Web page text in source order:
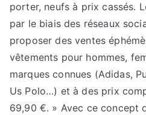
porter, neufs à prix cassés.
par le biais des réseaux
proposer des ventes
vêtements pour hommes,
marques connues (Adidas,
Us Polo…) et à des prix
69,90 €. » Avec ce concept